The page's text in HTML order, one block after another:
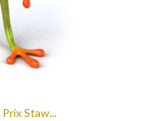
Staw...